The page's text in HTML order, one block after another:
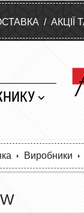
/ АКЦІЇ
Виробники